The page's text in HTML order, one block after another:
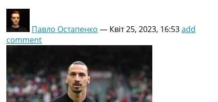
Павло Остапенко — Квіт 25, 2023, 16:53add
comment